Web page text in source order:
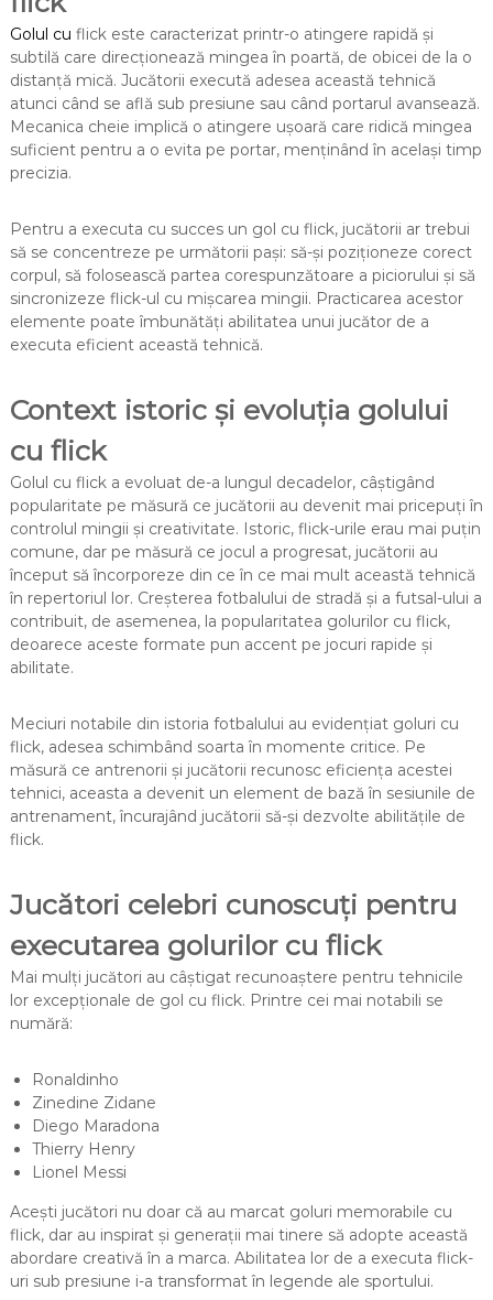
Golul cu flick este caracterizat printr-o atingere rapidă și
subtilă care direcționează mingea în poartă, de obicei de la o
distanță mică. Jucătorii execută adesea această tehnică
atunci când se află sub presiune sau când portarul avansează.
Mecanica cheie implică o atingere ușoară care ridică mingea
suficient pentru a o evita pe portar, menținând în același timp
precizia.
Pentru a executa cu succes un gol cu flick, jucătorii ar trebui
să se concentreze pe următorii pași: să-și poziționeze corect
corpul, să folosească partea corespunzătoare a piciorului și să
sincronizeze flick-ul cu mișcarea mingii. Practicarea acestor
elemente poate îmbunătăți abilitatea unui jucător de a
executa eficient această tehnică.
Context istoric și evoluția golului
cu flick
Golul cu flick a evoluat de-a lungul decadelor, câștigând
popularitate pe măsură ce jucătorii au devenit mai pricepuți în
controlul mingii și creativitate. Istoric, flick-urile erau mai puțin
comune, dar pe măsură ce jocul a progresat, jucătorii au
început să încorporeze din ce în ce mai mult această tehnică
în repertoriul lor. Creșterea fotbalului de stradă și a futsal-ului a
contribuit, de asemenea, la popularitatea golurilor cu flick,
deoarece aceste formate pun accent pe jocuri rapide și
abilitate.
Meciuri notabile din istoria fotbalului au evidențiat goluri cu
flick, adesea schimbând soarta în momente critice. Pe
măsură ce antrenorii și jucătorii recunosc eficiența acestei
tehnici, aceasta a devenit un element de bază în sesiunile de
antrenament, încurajând jucătorii să-și dezvolte abilitățile de
flick.
Jucători celebri cunoscuți pentru
executarea golurilor cu flick
Mai mulți jucători au câștigat recunoaștere pentru tehnicile
lor excepționale de gol cu flick. Printre cei mai notabili se
numără:
Ronaldinho
Zinedine Zidane
Diego Maradona
Thierry Henry
Lionel Messi
Acești jucători nu doar că au marcat goluri memorabile cu
flick, dar au inspirat și generații mai tinere să adopte această
abordare creativă în a marca. Abilitatea lor de a executa flick-
uri sub presiune i-a transformat în legende ale sportului.